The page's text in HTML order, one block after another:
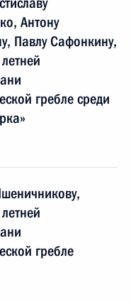
Антону
Павлу Сафонкину,
гребле среди
гребле